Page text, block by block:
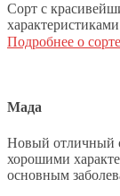
Сорт с
Подробнее о
Мада
Новый отличный
хорошими
основным